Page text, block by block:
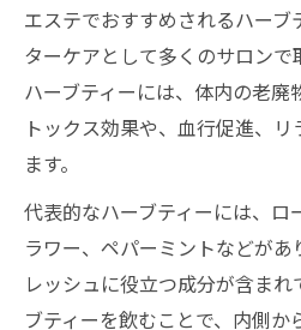
エステでおすすめされるハーブ
ターケアとして多くのサロンで
ハーブティーには、体内の老
トックス効果や、血行促進、
ます。
代表的なハーブティーには、ロ
ラワー、ペパーミントなどが
レッシュに役立つ成分が含ま
ブティーを飲むことで、内側か